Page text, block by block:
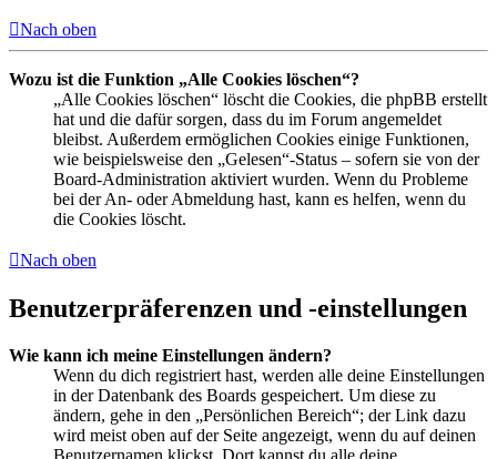
Nach oben
Wozu ist die Funktion „Alle Cookies löschen“?
„Alle Cookies löschen“ löscht die Cookies, die phpBB erstellt
hat und die dafür sorgen, dass du im Forum angemeldet
bleibst. Außerdem ermöglichen Cookies einige Funktionen,
wie beispielsweise den „Gelesen“-Status – sofern sie von der
Board-Administration aktiviert wurden. Wenn du Probleme
bei der An- oder Abmeldung hast, kann es helfen, wenn du
die Cookies löscht.
Nach oben
Benutzerpräferenzen und -einstellungen
Wie kann ich meine Einstellungen ändern?
Wenn du dich registriert hast, werden alle deine Einstellungen
in der Datenbank des Boards gespeichert. Um diese zu
ändern, gehe in den „Persönlichen Bereich“; der Link dazu
wird meist oben auf der Seite angezeigt, wenn du auf deinen
Benutzernamen klickst. Dort kannst du alle deine